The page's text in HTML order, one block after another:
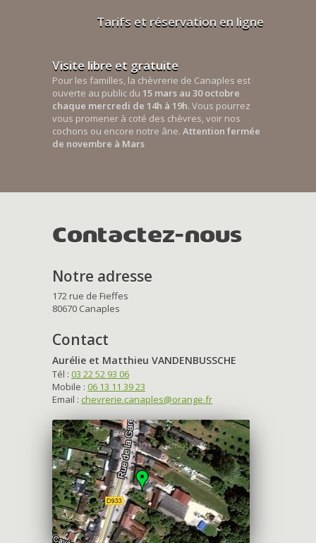
Tarifs et réservation en ligne
Visite libre et gratuite
Pour les familles, la chèvrerie de Canaples est
ouverte au public du 15 mars au 30 octobre
chaque mercredi de 14h à 19h. Vous pourrez
vous promener à coté des chèvres, voir nos
cochons ou encore notre âne. Attention fermée
de novembre à Mars
Contactez-nous
Notre adresse
172 rue de Fieffes
80670 Canaples
Contact
Aurélie et Matthieu VANDENBUSSCHE
Tél : 03 22 52 93 06
Mobile : 06 13 11 39 23
Email : chevrerie.canaples@orange.fr